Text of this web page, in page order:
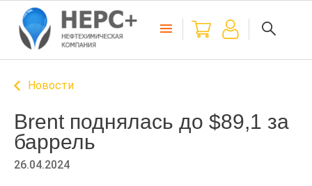
Новости
Brent поднялась до $89,1 за
баррель
26.04.2024